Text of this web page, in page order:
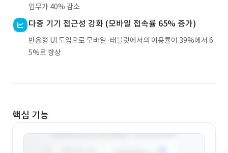
업무가 40% 감소
다중 기기 접근성 강화 (모바일 접속률 65% 증가)
반응형 UI 도입으로 모바일·태블릿에서의 이용률이 39%에서 6
5%로 향상
핵심 기능